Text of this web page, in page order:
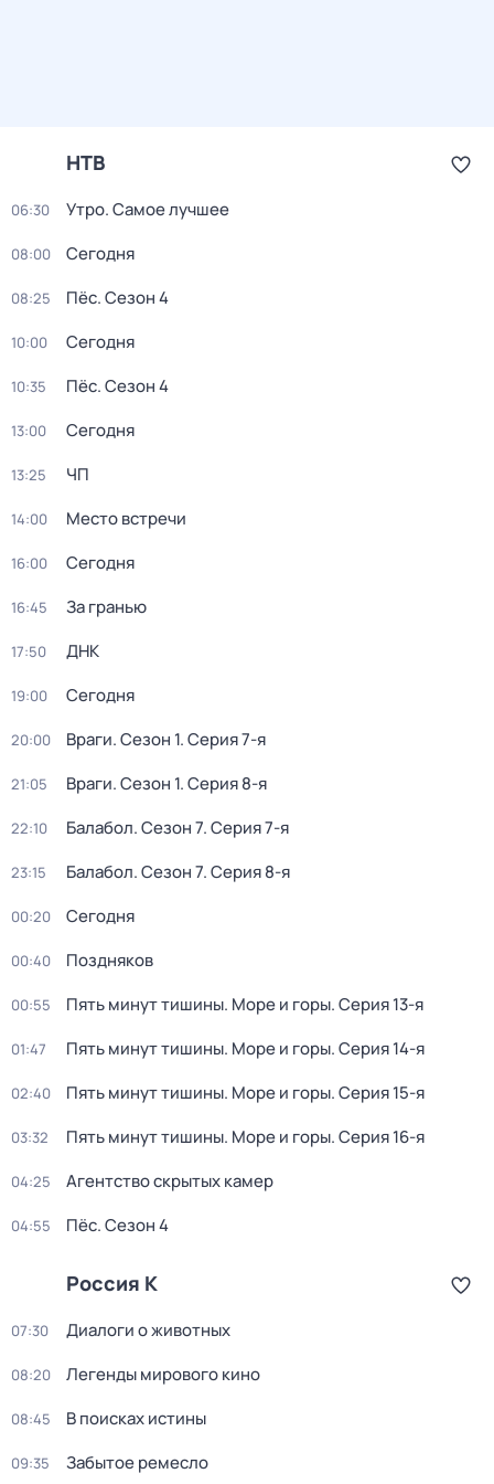
НТВ
06:30 Утро. Самое лучшее
08:00 Сегодня
08:25 Пёс. Сезон 4
10:00 Сегодня
10:35 Пёс. Сезон 4
13:00 Сегодня
13:25 ЧП
14:00 Место встречи
16:00 Сегодня
16:45 За гранью
17:50 ДНК
19:00 Сегодня
20:00 Враги. Сезон 1. Серия 7-я
21:05 Враги. Сезон 1. Серия 8-я
22:10 Балабол. Сезон 7. Серия 7-я
23:15 Балабол. Сезон 7. Серия 8-я
00:20 Сегодня
00:40 Поздняков
00:55 Пять минут тишины. Море и горы. Серия 13-я
01:47 Пять минут тишины. Море и горы. Серия 14-я
02:40 Пять минут тишины. Море и горы. Серия 15-я
03:32 Пять минут тишины. Море и горы. Серия 16-я
04:25 Агентство скрытых камер
04:55 Пёс. Сезон 4
Россия К
07:30 Диалоги о животных
08:20 Легенды мирового кино
08:45 В поисках истины
09:35 Забытое ремесло